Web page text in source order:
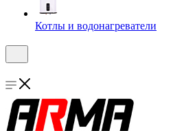
Котлы и водонагреватели